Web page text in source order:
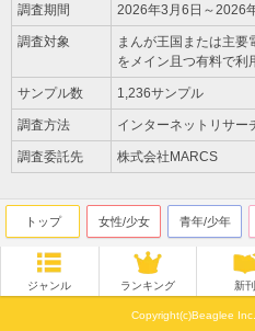
調査期間 2026年3月6日～2026
調査対象
まんが王国または主
をメイン且つ有料で利
サンプル数 1,236サンプル
調査方法 インターネットリサー
調査委託先 株式会社MARCS
トップ 女性/少女 青年/少年
ジャンル ランキング 新刊
Copyright(c)Beaglee